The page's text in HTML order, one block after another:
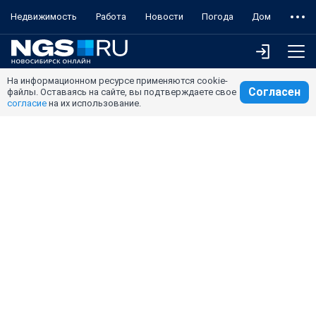
Недвижимость Работа Новости Погода Дом
На информационном ресурсе применяются cookie-
файлы. Оставаясь на сайте, вы подтверждаете свое
согласие на их использование.
Согласен